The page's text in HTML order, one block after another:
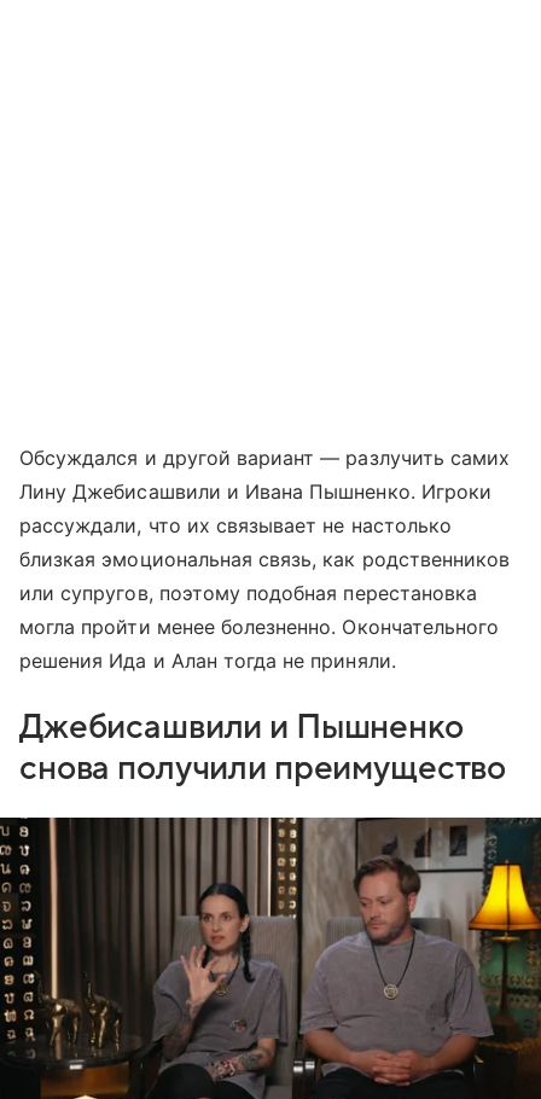
Обсуждался и другой вариант — разлучить самих
Лину Джебисашвили и Ивана Пышненко. Игроки
рассуждали, что их связывает не настолько
близкая эмоциональная связь, как родственников
или супругов, поэтому подобная перестановка
могла пройти менее болезненно. Окончательного
решения Ида и Алан тогда не приняли.
Джебисашвили и Пышненко
снова получили преимущество